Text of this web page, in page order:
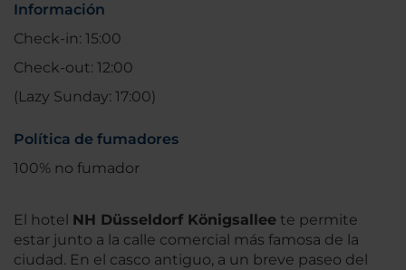
Información
Check-in: 15:00
Check-out: 12:00
(Lazy Sunday: 17:00)
Política de fumadores
100% no fumador
El hotel NH Düsseldorf Königsallee te permite
estar junto a la calle comercial más famosa de la
ciudad. En el casco antiguo, a un breve paseo del